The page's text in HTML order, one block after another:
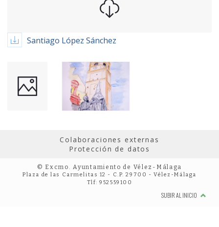
Santiago López Sánchez
Colaboraciones externas
Protección de datos
© Excmo. Ayuntamiento de Vélez-Málaga
Plaza de las Carmelitas 12 - C.P. 29700 - Vélez-Málaga
Tlf: 952559100
SUBIR AL INICIO